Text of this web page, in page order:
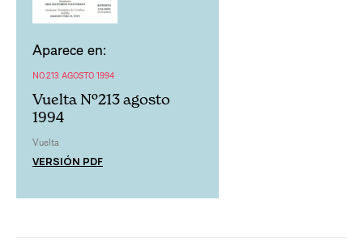
Aparece en:
NO.213 AGOSTO 1994
Vuelta Nº213 agosto
1994
Vuelta
VERSIÓN PDF